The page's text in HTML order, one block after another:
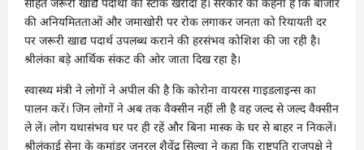
की अनियमितताओं और जमाखोरी पर रोक लगाकर जनता को रियायती दर
पर जरूरी खाद्य पदार्थ उपलब्ध कराने की हरसंभव कोशिश की जा रही है।
श्रीलंका बड़े आर्थिक संकट की ओर जाता दिख रहा है।
स्वास्थ्य मंत्री ने लोगों ने अपील की है कि कोरोना वायरस गाइडलाइन्स का
पालन करें। जिन लोगों ने अब तक वैक्सीन नहीं ली है वह जल्द से जल्द वैक्सीन
ले लें। लोग यथासंभव घर पर ही रहें और बिना मास्क के घर से बाहर न निकलें।
श्रीलंकाई सेना के कमांडर जनरल शैवेंद्र सिल्वा ने कहा कि राष्ट्रपति राजपक्षे ने